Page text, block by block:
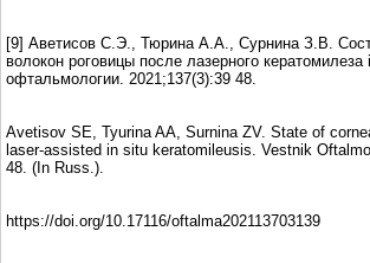
[9] Аветисов С.Э., Тюрина А.А., Сурнина З.В.
волокон роговицы после лазерного
офтальмологии. 2021;137(3):39 48.
Avetisov SE, Tyurina AA, Surnina ZV. State of
laser-assisted in situ keratomileusis. Vestnik
48. (In Russ.).
https://doi.org/10.17116/oftalma202113703139